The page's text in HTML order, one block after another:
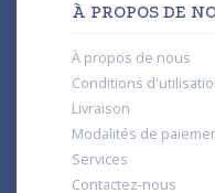
À PROPOS DE
À propos de nous
Conditions
Livraison
Modalités de
Services
Contactez-nous